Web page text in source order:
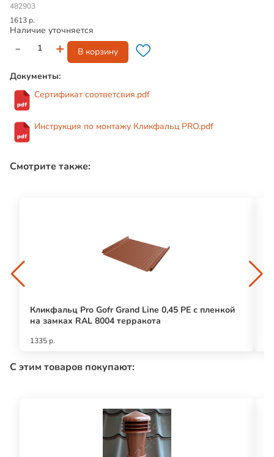
482903
1613 р.
Наличие уточняется
- + В корзину
Документы:
Сертификат соответсвия.pdf
Инструкция по монтажу Кликфальц PRO.pdf
Смотрите также:
Кликфальц Pro Gofr Grand Line 0,45 PE с пленкой
на замках RAL 8004 терракота
1335 р.
С этим товаров покупают: